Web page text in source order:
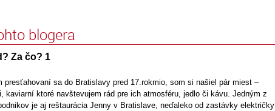
blogera
Za čo? 1
presťahovaní sa do Bratislavy pred 17.rokmio, som si našiel pár miest –
kaviarní ktoré navštevujem rád pre ich atmosféru, jedlo či kávu. Jedným z
je aj reštaurácia Jenny v Bratislave, neďaleko od zastávky električky